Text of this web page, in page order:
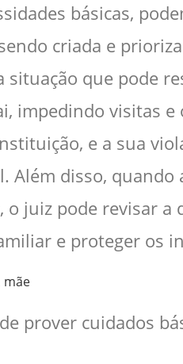
básicas,
criada e
situação que pode
impedindo visitas
e a sua
Além disso,
juiz pode revisar
e proteger os
mãe
prover cuidados